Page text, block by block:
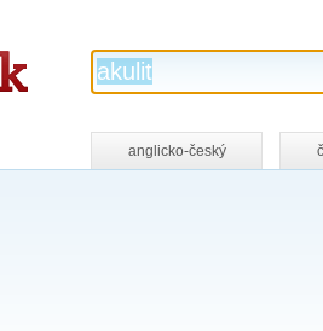
anglicko-český